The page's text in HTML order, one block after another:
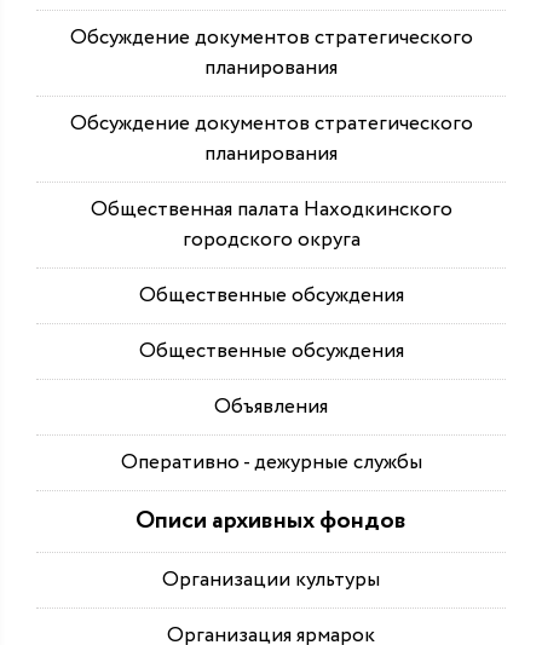
Обсуждение документов стратегического
планирования
Обсуждение документов стратегического
планирования
Общественная палата Находкинского
городского округа
Общественные обсуждения
Общественные обсуждения
Объявления
Оперативно - дежурные службы
Описи архивных фондов
Организации культуры
Организация ярмарок